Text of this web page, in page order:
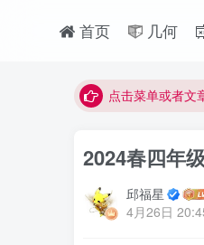
首页 几何
最近网站被攻击
点击菜单或者文
视频无法观看的
2024春四年
邱福星
4月26日